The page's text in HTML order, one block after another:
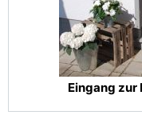
Eingang zur